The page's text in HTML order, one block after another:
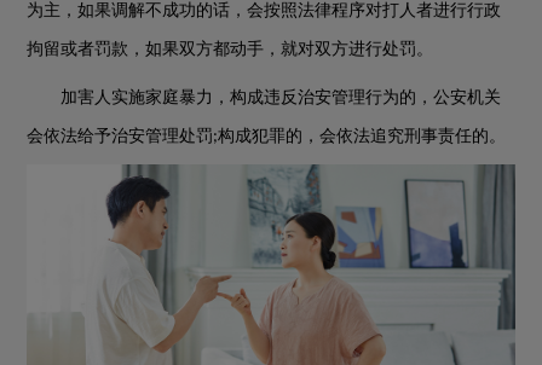
为主，如果调解不成功的话，会按照法律程序对打人者进行行政
拘留或者罚款，如果双方都动手，就对双方进行处罚。
加害人实施家庭暴力，构成违反治安管理行为的，公安机关
会依法给予治安管理处罚;构成犯罪的，会依法追究刑事责任的。